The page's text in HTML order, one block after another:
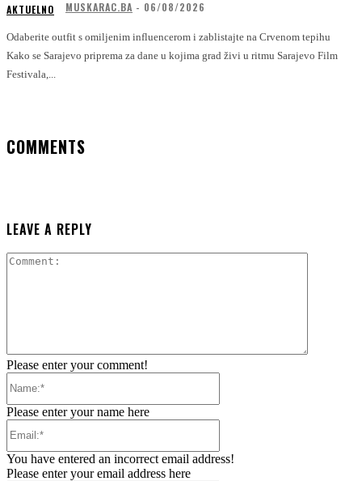
AKTUELNO MUSKARAC.BA - 06/08/2026
Odaberite outfit s omiljenim influencerom i zablistajte na Crvenom tepihu
Kako se Sarajevo priprema za dane u kojima grad živi u ritmu Sarajevo Film
Festivala,...
COMMENTS
LEAVE A REPLY
Please enter your comment!
Please enter your name here
You have entered an incorrect email address!
Please enter your email address here